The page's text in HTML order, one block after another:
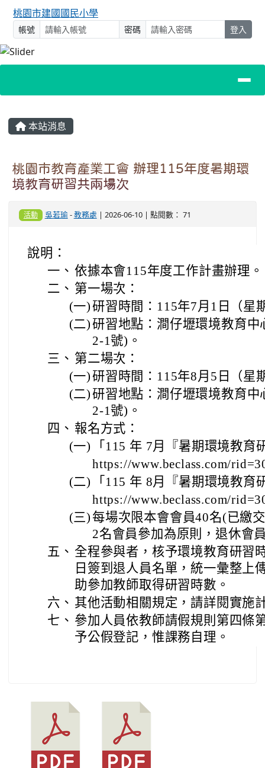
桃園市建國國民小學
帳號 密碼 登入
主內容區域
本站消息
桃園市教育產業工會 辦理115年度暑期環
境教育研習共兩場次
活動 吳若瑜-教務處 | 2026-06-10 | 點閱數： 71
說明：
一、 依據本會115年度工作計畫辦理。
二、 第一場次：
(一)研習時間：115年7月1日（星
(二)研習地點：澗仔壢環境教育
2-1號)。
三、 第二場次：
(一)研習時間：115年8月5日（星
(二)研習地點：澗仔壢環境教育
2-1號)。
四、 報名方式：
(一)
「115 年 7月『暑期環境教
https://www.beclass.com/
(二)
「115 年 8月『暑期環境教
https://www.beclass.com/
(三) 每場次限本會會員40名(已繳
2名會員參加為原則，退休會
五、 全程參與者，核予環境教育研習
日簽到退人員名單，統一彙整上
助參加教師取得研習時數。
六、 其他活動相關規定，請詳閱實施
七、 參加人員依教師請假規則第四條
予公假登記，惟課務自理。